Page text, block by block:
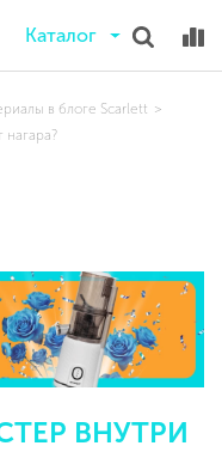
Каталог
в блоге Scarlett
нагара?
ВНУТРИ